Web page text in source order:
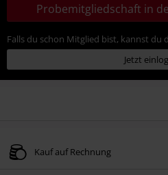
Probemitgliedschaft in
Falls du schon Mitglied bist, kannst du
Jetzt
Kauf auf Rechnung